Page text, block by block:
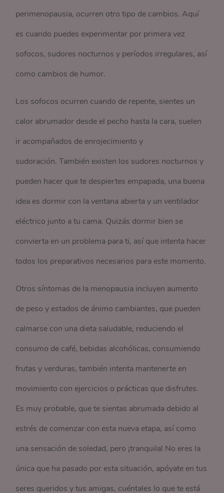
perimenopausia, ocurren otro tipo de cambios. Aquí
es cuando puedes experimentar por primera vez
sofocos, sudores nocturnos y períodos irregulares, así
como cambios de humor.
Los sofocos ocurren cuando de repente, sientes un
calor abrumador desde el pecho hasta la cara, suelen
ir acompañados de enrojecimiento y
sudoración. También existen los sudores nocturnos y
pueden hacer que te despiertes empapada, una buena
idea es dormir con la ventana abierta y un ventilador
eléctrico junto a tu cama. Quizás dormir bien se
convierta en un problema para ti, así que intenta hacer
todos los preparativos necesarios para este momento.
Otros síntomas de la menopausia incluyen aumento
de peso y estados de ánimo cambiantes, que pueden
calmarse con una dieta saludable, reduciendo el
consumo de café, bebidas alcohólicas, consumiendo
frutas y verduras, también intenta mantenerte en
movimiento con ejercicios o prácticas que disfrutes.
Es muy probable, que te sientas abrumada debido al
estrés de comenzar con esta nueva etapa, así como
una sensación de soledad, pero ¡tranquila! No eres la
única que ha pasado por esta situación, apóyate en tus
seres queridos y tus amigas, cuéntales lo que te está